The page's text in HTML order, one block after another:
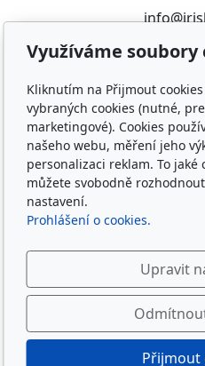
ON-LINE
Využíváme soubory
Kliknutím na Přijmout
vybraných cookies (nutné,
marketingové). Cookies
našeho webu, měření jeho
personalizaci reklam. To jaké
můžete svobodně
nastavení.
Prohlášení o cookies.
Upravit
Přijmout